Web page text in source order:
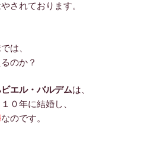
されております。
は、
のか？
エル・バルデムは、
１０年に結婚し、
なのです。